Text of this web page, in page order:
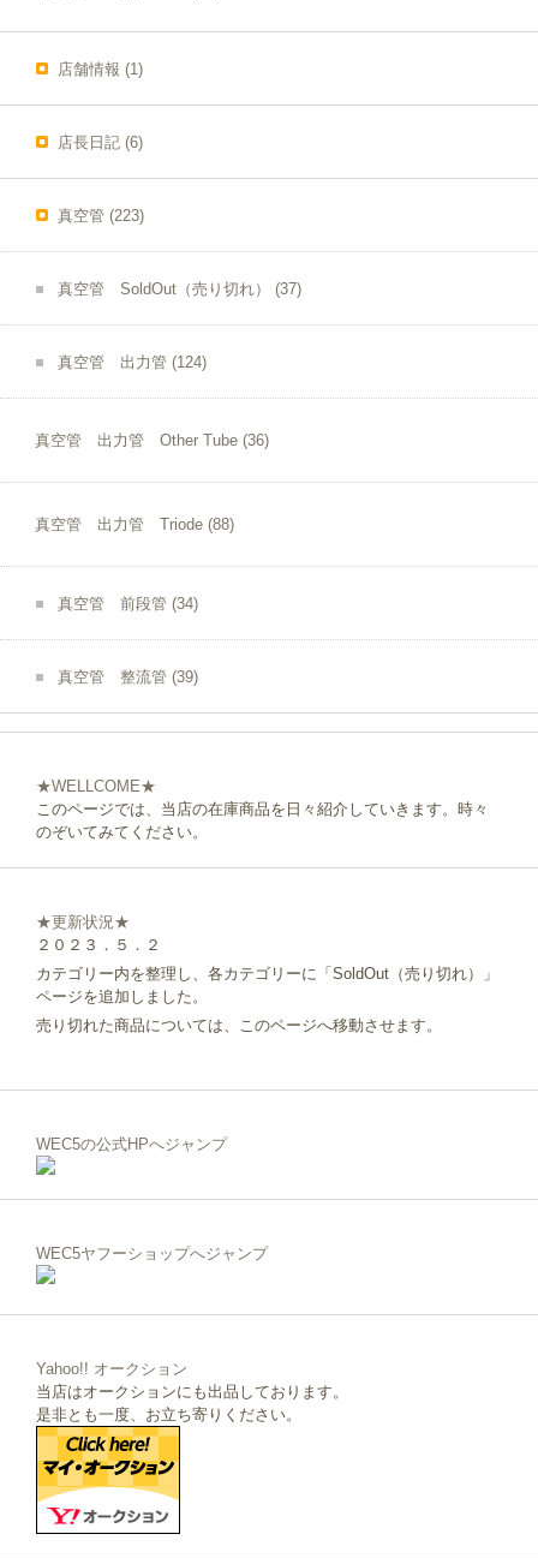
店舗情報 (1)
店長日記 (6)
真空管 (223)
真空管 SoldOut（売り切れ） (37)
真空管 出力管 (124)
真空管 出力管 Other Tube (36)
真空管 出力管 Triode (88)
真空管 前段管 (34)
真空管 整流管 (39)
★WELLCOME★
このページでは、当店の在庫商品を日々紹介していきます。時々
のぞいてみてください。
★更新状況★
２０２３．５．２
カテゴリー内を整理し、各カテゴリーに「SoldOut（売り切れ）」
ページを追加しました。
売り切れた商品については、このページへ移動させます。
WEC5の公式HPへジャンプ
WEC5ヤフーショップへジャンプ
Yahoo!! オークション
当店はオークションにも出品しております。
是非とも一度、お立ち寄りください。